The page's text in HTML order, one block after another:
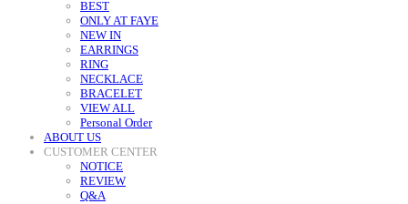
BEST
ONLY AT FAYE
NEW IN
EARRINGS
RING
NECKLACE
BRACELET
VIEW ALL
Personal Order
ABOUT US
CUSTOMER CENTER
NOTICE
REVIEW
Q&A